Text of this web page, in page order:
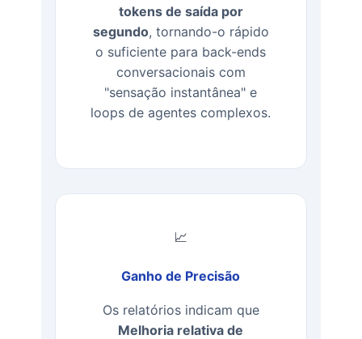
tokens de saída por
segundo, tornando-o rápido
o suficiente para back-ends
conversacionais com
"sensação instantânea" e
loops de agentes complexos.
📈
Ganho de Precisão
Os relatórios indicam que
Melhoria relativa de